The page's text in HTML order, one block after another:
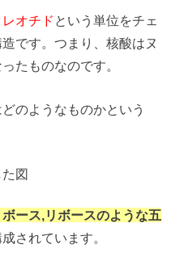
レオチド という単位をチェ
です。つまり、核酸はヌ
たものなのです。
のようなものかという
ース,リボースのような五
されています。